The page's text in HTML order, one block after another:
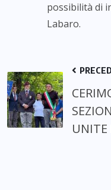
possibilità di
Labaro.
UNITE